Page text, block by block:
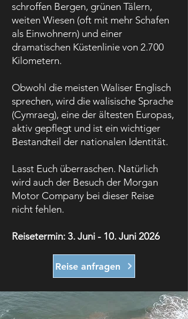
schroffen Bergen, grünen Tälern,
weiten Wiesen (oft mit mehr Schafen
als Einwohnern) und einer
dramatischen Küstenlinie von 2.700
Kilometern.
Obwohl die meisten Waliser Englisch
sprechen, wird die walisische Sprache
(Cymraeg), eine der ältesten Europas,
aktiv gepflegt und ist ein wichtiger
Bestandteil der nationalen Identität.
Lasst Euch überraschen. Natürlich
wird auch der Besuch der Morgan
Motor Company bei dieser Reise
nicht fehlen.
Reisetermin: 3. Juni - 10. Juni 2026
Reise anfragen